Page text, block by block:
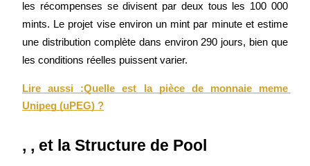
Investissement automobile
les récompenses se divisent par deux tous les 100 000
mints. Le projet vise environ un mint par minute et estime
une distribution complète dans environ 290 jours, bien que
les conditions réelles puissent varier.
Lire aussi :Quelle est la pièce de monnaie meme
Unipeg (uPEG) ?
, , et la Structure de Pool